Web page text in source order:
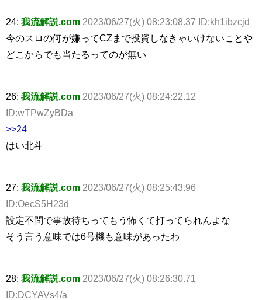
24: 我流解説.com 2023/06/27(火) 08:23:08.37 ID:kh1ibzcjd
今のスロの何が嫌ってCZまで投資しなきゃいけないことや
どこからでも当たるってのが無い
26: 我流解説.com 2023/06/27(火) 08:24:22.12
ID:wTPwZyBDa
>>24
はい北斗
27: 我流解説.com 2023/06/27(火) 08:25:43.96
ID:OecS5H23d
設定不問で事故待ちってもう怖くて打ってられんよな
そう言う意味では6号機も意味があったわ
28: 我流解説.com 2023/06/27(火) 08:26:30.71
ID:DCYAVs4/a